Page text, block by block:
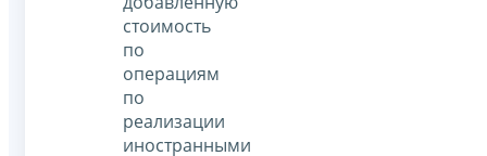
стоимость
по
операциям
по
реализации
иностранными